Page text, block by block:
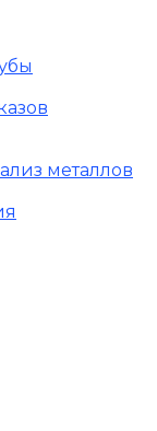
металлов